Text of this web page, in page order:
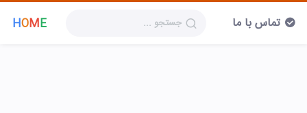
HOME تماس با ما